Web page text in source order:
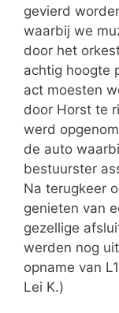
gevierd
waarbij we
door het
achtig hoogte
act moesten
door Horst te
werd
de auto
bestuurster
Na terugkeer
genieten van
gezellige
werden nog
opname van
Lei K.)